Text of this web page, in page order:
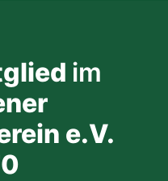
im
e.V.